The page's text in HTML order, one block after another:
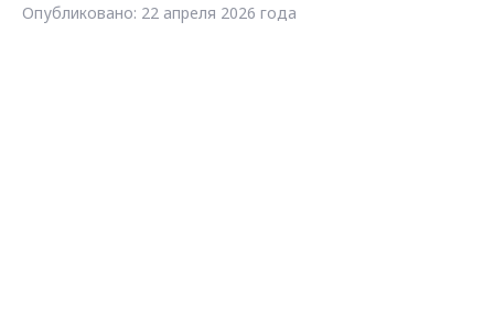
Опубликовано: 22 апреля 2026 года